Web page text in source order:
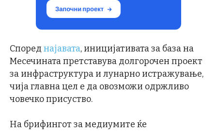
Според најавата, иницијативата за база на
Месечината претставува долгорочен проект
за инфраструктура и лунарно истражување,
чија главна цел е да овозможи одржливо
човечко присуство.
На брифингот за медиумите ќе